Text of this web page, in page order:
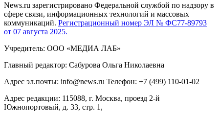
News.ru зарегистрировано Федеральной службой по надзору в
сфере связи, информационных технологий и массовых
коммуникаций. Регистрационный номер ЭЛ № ФС77-89793
от 07 августа 2025.
Учредитель: ООО «МЕДИА ЛАБ»
Главный редактор: Сабурова Ольга Николаевна
Адрес эл.почты: info@news.ru Телефон: +7 (499) 110-01-02
Адрес редакции: 115088, г. Москва, проезд 2-й
Южнопортовый, д. 33, стр. 1,